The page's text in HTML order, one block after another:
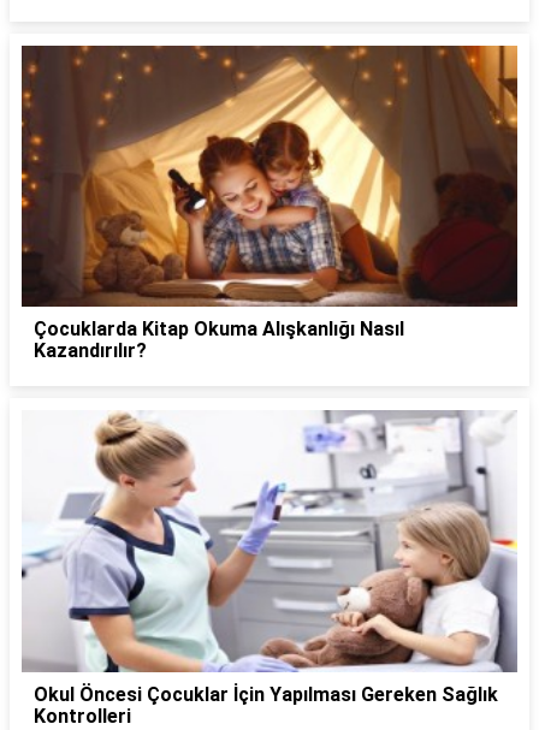
Çocuklarda Kitap Okuma Alışkanlığı Nasıl
Kazandırılır?
Okul Öncesi Çocuklar İçin Yapılması Gereken Sağlık
Kontrolleri